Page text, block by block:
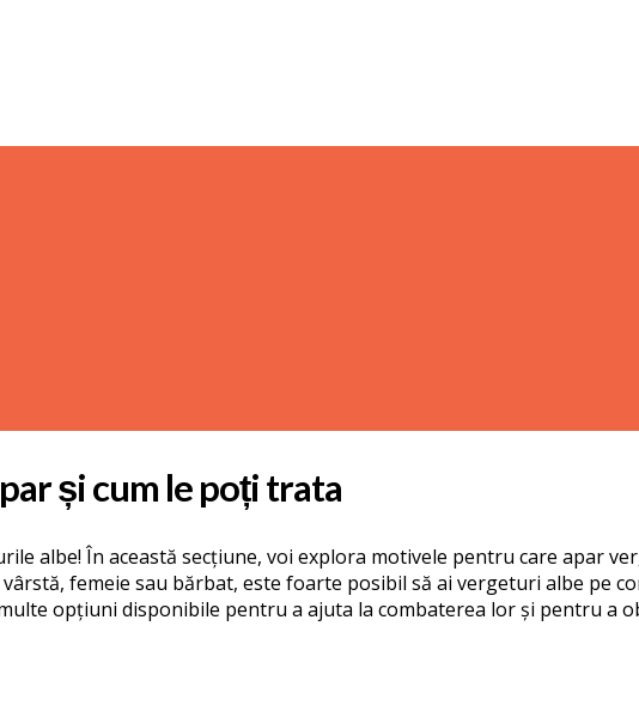
și cum le poți trata
albe! În această secțiune, voi explora motivele pentru care apar
femeie sau bărbat, este foarte posibil să ai vergeturi albe pe
opțiuni disponibile pentru a ajuta la combaterea lor și pentru a